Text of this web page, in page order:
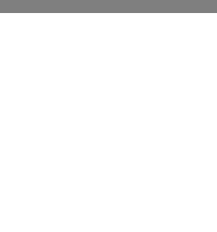
öppnas i nytt fönster.